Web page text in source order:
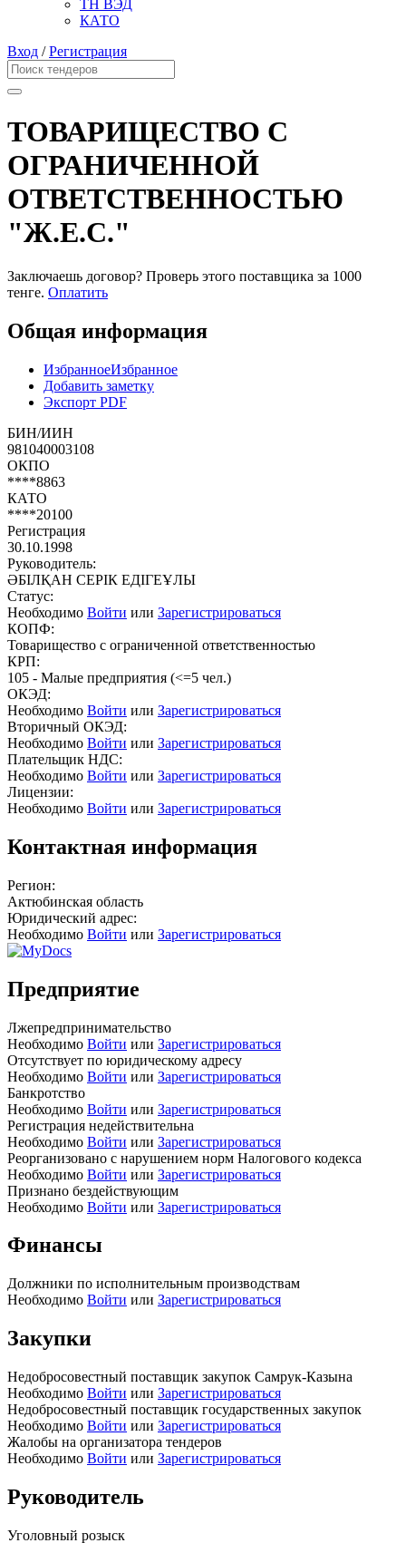
ТН ВЭД
КАТО
Вход /Регистрация
ТОВАРИЩЕСТВО С
ОГРАНИЧЕННОЙ
ОТВЕТСТВЕННОСТЬЮ
"Ж.Е.С."
Заключаешь договор? Проверь этого поставщика за 1000
тенге. Оплатить
Общая информация
ИзбранноеИзбранное
Добавить заметку
Экспорт PDF
БИН/ИИН
981040003108
ОКПО
****8863
КАТО
****20100
Регистрация
30.10.1998
Руководитель:
ӘБІЛҚАН СЕРІК ЕДІГЕҰЛЫ
Статус:
Необходимо Войти или Зарегистрироваться
КОПФ:
Товарищество с ограниченной ответственностью
КРП:
105 - Малые предприятия (<=5 чел.)
ОКЭД:
Необходимо Войти или Зарегистрироваться
Вторичный ОКЭД:
Необходимо Войти или Зарегистрироваться
Плательщик НДС:
Необходимо Войти или Зарегистрироваться
Лицензии:
Необходимо Войти или Зарегистрироваться
Контактная информация
Регион:
Актюбинская область
Юридический адрес:
Необходимо Войти или Зарегистрироваться
Предприятие
Лжепредпринимательство
Необходимо Войти или Зарегистрироваться
Отсутствует по юридическому адресу
Необходимо Войти или Зарегистрироваться
Банкротство
Необходимо Войти или Зарегистрироваться
Регистрация недействительна
Необходимо Войти или Зарегистрироваться
Реорганизовано с нарушением норм Налогового кодекса
Необходимо Войти или Зарегистрироваться
Признано бездействующим
Необходимо Войти или Зарегистрироваться
Финансы
Должники по исполнительным производствам
Необходимо Войти или Зарегистрироваться
Закупки
Недобросовестный поставщик закупок Самрук-Казына
Необходимо Войти или Зарегистрироваться
Недобросовестный поставщик государственных закупок
Необходимо Войти или Зарегистрироваться
Жалобы на организатора тендеров
Необходимо Войти или Зарегистрироваться
Руководитель
Уголовный розыск